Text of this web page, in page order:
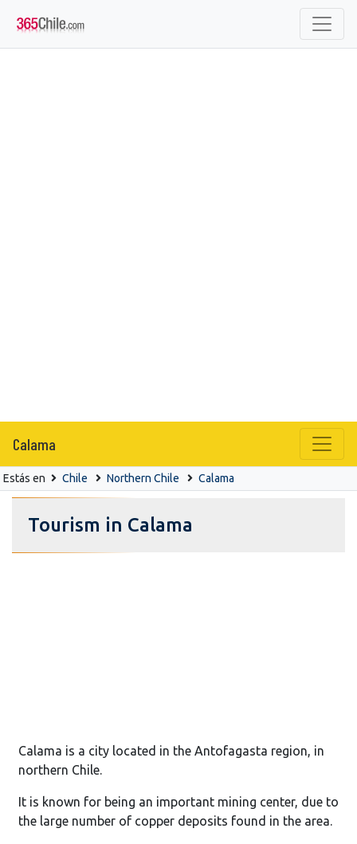
Calama
Estás en Chile Northern Chile Calama
Tourism in Calama
Calama is a city located in the Antofagasta region, in
northern Chile.
It is known for being an important mining center, due to
the large number of copper deposits found in the area.